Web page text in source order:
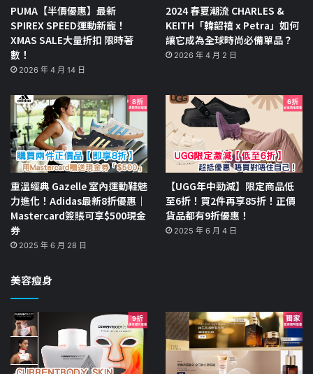
PUMA【半價優惠】最新
SPIREX SPEED運動新寵！
XMAS SALE大量折扣 限時著
數！
2026 年 4 月 14 日
2024 春夏潮流 CHARLES &
KEITH「韓韶禧 x Petra」如何
讓它成為全球時尚必備單品？
2026 年 4 月 2 日
重溫經典 Gazelle 室內運動鞋魅
力進化！Adidas最新8折優惠｜
Mastercard簽賬可享$500現金
券
2025 年 6 月 28 日
【UGG年中勁減】限定商品低
至6折！買2件再享85折！正價
貨品都有9折優惠！
2025 年 6 月 4 日
美容瘦身